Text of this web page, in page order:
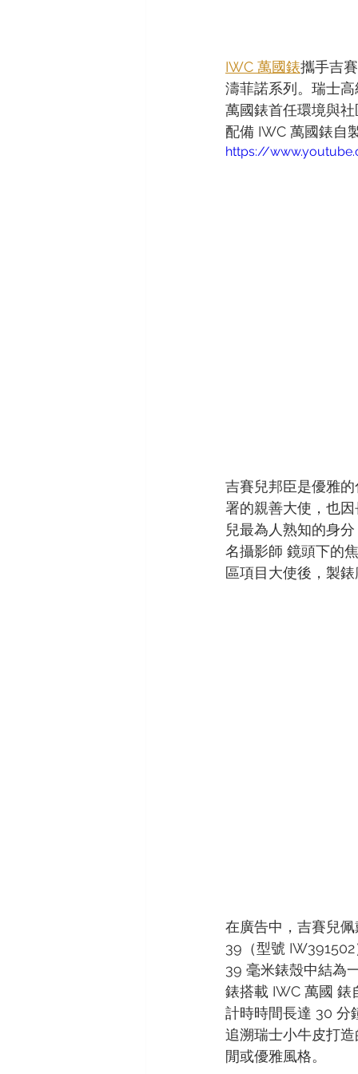
IWC 萬國錶攜手吉
濤菲諾系列。瑞士
萬國錶首任環境與
配備 IWC 萬國錶自
https://
吉賽兒邦臣是優雅
署的親善大使，也
兒最為人熟知的身
名攝影師 鏡頭下的
區項目大使後，製
在廣告中，吉賽兒
39（型號
39 毫米錶殼中結為
錶搭載 IWC 萬國 錶
計時時間長達 30 分
追溯瑞士小牛皮打
閒或優雅風格。